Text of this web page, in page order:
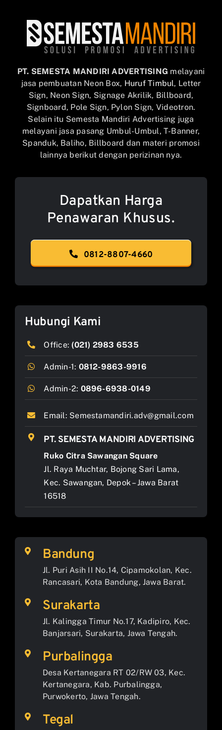
PT. SEMESTA MANDIRI ADVERTISING melayani
jasa pembuatan Neon Box, Huruf Timbul, Letter
Sign, Neon Sign, Signage Akrilik, Billboard,
Signboard, Pole Sign, Pylon Sign, Videotron.
Selain itu Semesta Mandiri Advertising juga
melayani jasa pasang Umbul-Umbul, T-Banner,
Spanduk, Baliho, Billboard dan materi promosi
lainnya berikut dengan perizinan nya.
Dapatkan Harga
Penawaran Khusus.
0812-8807-4660
Hubungi Kami
Office: (021) 2983 6535
Admin-1: 0812-9863-9916
Admin-2: 0896-6938-0149
Email: Semestamandiri.adv@gmail.com
PT. SEMESTA MANDIRI ADVERTISING
Ruko Citra Sawangan Square
Jl. Raya Muchtar, Bojong Sari Lama,
Kec. Sawangan, Depok – Jawa Barat
16518
Bandung
Jl. Puri Asih II No.14, Cipamokolan, Kec.
Rancasari, Kota Bandung, Jawa Barat.
Surakarta
Jl. Kalingga Timur No.17, Kadipiro, Kec.
Banjarsari, Surakarta, Jawa Tengah.
Purbalingga
Desa Kertanegara RT 02/RW 03, Kec.
Kertanegara, Kab. Purbalingga,
Purwokerto, Jawa Tengah.
Tegal